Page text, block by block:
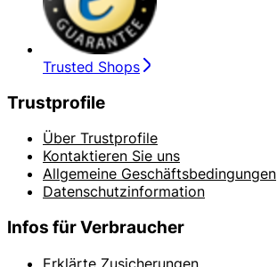
Trusted Shops
Trustprofile
Über Trustprofile
Kontaktieren Sie uns
Allgemeine Geschäftsbedingungen
Datenschutzinformation
Infos für Verbraucher
Erklärte Zusicherungen